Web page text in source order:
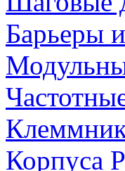
Барьеры
Корпуса